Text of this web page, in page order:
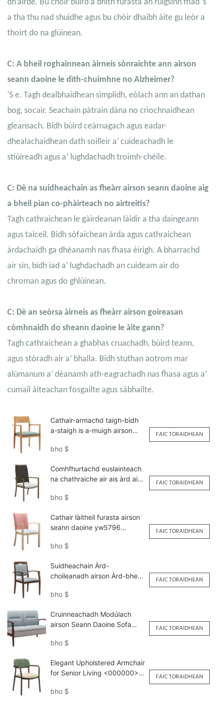
dh’àirde. Bu chòir bùird a bhith furasta an ruigsinn fhad ’s
a tha thu nad shuidhe agus bu chòir dhaibh àite gu leòr a
thoirt do na glùinean.
C: A bheil roghainnean àirneis sònraichte ann airson
seann daoine le dìth-chuimhne no Alzheimer?
'S e. Tagh dealbhaidhean sìmplidh, eòlach ann an dathan
bog, socair. Seachain pàtrain dàna no crìochnaidhean
gleansach. Bidh bùird ceàrnagach agus eadar-
dhealachaidhean dath soilleir a’ cuideachadh le
stiùireadh agus a’ lughdachadh troimh-chèile.
C: Dè na suidheachain as fheàrr airson seann daoine aig
a bheil pian co-phàirteach no airtreitis?
Tagh cathraichean le gàirdeanan làidir a tha daingeann
agus taiceil. Bidh sòfaichean àrda agus cathraichean
àrdachaidh ga dhèanamh nas fhasa èirigh. A bharrachd
air sin, bidh iad a’ lughdachadh an cuideam air do
chroman agus do ghlùinean.
C: Dè an seòrsa àirneis as fheàrr airson goireasan
còmhnaidh do sheann daoine le àite gann?
Tagh cathraichean a ghabhas cruachadh, bùird teann,
agus stòradh air a’ bhalla. Bidh stuthan aotrom mar
alùmanum a’ dèanamh ath-eagrachadh nas fhasa agus a’
cumail àiteachan fosgailte agus sàbhailte.
Cathair-armachd taigh-bìdh
a-staigh is a-muigh airson
YW5709H Yumeya
bho $
FAIC TORAIDHEAN
Comhfhurtachd euslainteach
na chathraiche air ais àrd air
yw5710-p Yumeya
bho $
FAIC TORAIDHEAN
Cathair làitheil furasta airson
seann daoine yw5796
bho $
FAIC TORAIDHEAN
Suidheachain Àrd-
choileanadh airson Àrd-bheò
YW5739 Yumeya
bho $
FAIC TORAIDHEAN
Cruinneachadh Modúlach
airson Seann Daoine Sofa
Meatailt YSF1125 Yumeya
bho $
FAIC TORAIDHEAN
Elegant Upholstered Armchair
for Senior Living <000000>
bho $
FAIC TORAIDHEAN